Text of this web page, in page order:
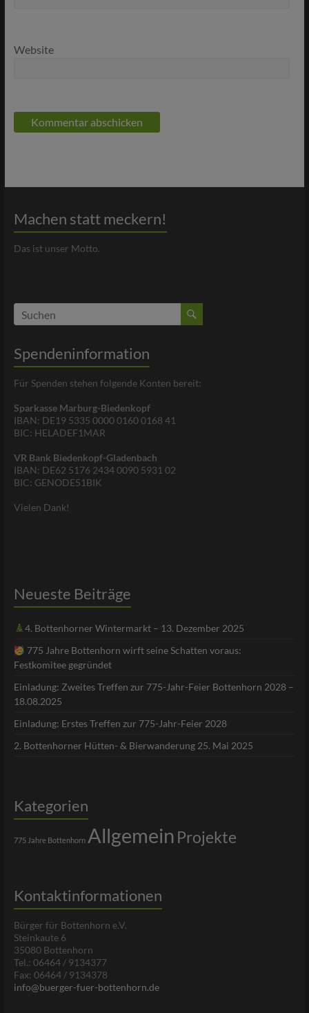
Website
Machen statt meckern!
Das ist unser Motto.
Spendeninformation
Für Spenden stehen folgende Konten bereit:
Sparkasse Marburg-Biedenkopf
IBAN: DE19 5335 0000 0160 0168 41
BIC: HELADEF1MAR
VR Bank Biedenkopf-Gladenbach
IBAN: DE62 5176 2434 0090 5931 02
BIC: GENODE51BIK
Vielen Dank!
Neueste Beiträge
4. Bottenhorner Wintermarkt – 13. Dezember 2025
775 Jahre Bottenhorn wirft seine Schatten voraus:
Festkomitee gegründet
Einladung: Zweites Treffen zur 775-Jahr-Feier Bottenhorn 2028 –
18.08.2025
Einladung: Erstes Treffen zur 775-Jahr-Feier 2028
2. Bottenhorner Hütten- & Bierwanderung 25. Mai 2025
Kategorien
775 Jahre Bottenhorn Allgemein Projekte
Kontaktinformationen
Bürger für Bottenhorn e.V.
Steinkaute 6
35080 Bottenhorn
Tel.: 06464 / 9134377
Fax: 06464 / 9134378
info@buerger-fuer-bottenhorn.de